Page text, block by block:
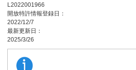
L2022001966
開放特許情報登録日：
2022/12/7
最新更新日：
2025/3/26